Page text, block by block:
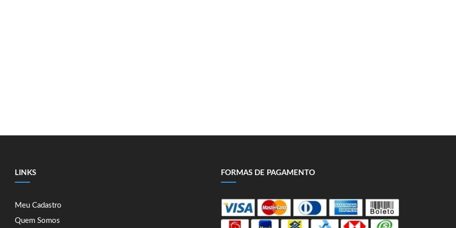
LINKS
Meu Cadastro
Quem Somos
FORMAS DE PAGAMENTO